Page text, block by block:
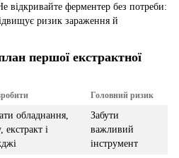
відкривайте ферментер без потреби:
ризик зараження й
першої екстрактної
Головний ризик
обладнання,
екстракт і
Забути
важливий
інструмент